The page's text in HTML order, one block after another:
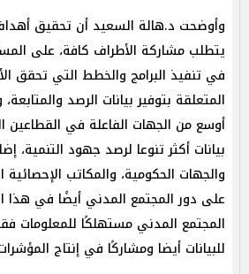
وأوضحت د.هالة السعيد أن تحقيق
يتطلب مشاركة الأطراف كافة، على
في تنفيذ البرامج والخطط التي تحقق
المتعلقة بتوفير بيانات الرصد
أوسع من الجهات الفاعلة في القطاعين
بيانات أكثر تنوعا لرصد جهود التنمية،
والجهات الحكومية، والمكاتب الإحصائية
على دور المجتمع المدني أيضًا في هذا
المجتمع المدني مستهلكًا للمعلومات
للبيانات أيضا ومشاركًا في إنتاج